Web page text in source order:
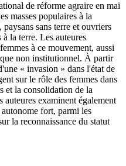
de réforme agraire en mai
masses populaires à la
sans terre et ouvriers
la terre. Les auteures
à ce mouvement, aussi
non institutionnel. À partir
« invasion » dans l'état de
sur le rôle des femmes dans
et la consolidation de la
examinent également
fort, parmi les
la reconnaissance du statut